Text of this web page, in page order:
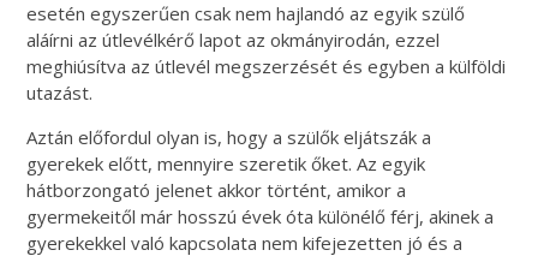
esetén egyszerűen csak nem hajlandó az egyik szülő
aláírni az útlevélkérő lapot az okmányirodán, ezzel
meghiúsítva az útlevél megszerzését és egyben a külföldi
utazást.
Aztán előfordul olyan is, hogy a szülők eljátszák a
gyerekek előtt, mennyire szeretik őket. Az egyik
hátborzongató jelenet akkor történt, amikor a
gyermekeitől már hosszú évek óta különélő férj, akinek a
gyerekekkel való kapcsolata nem kifejezetten jó és a